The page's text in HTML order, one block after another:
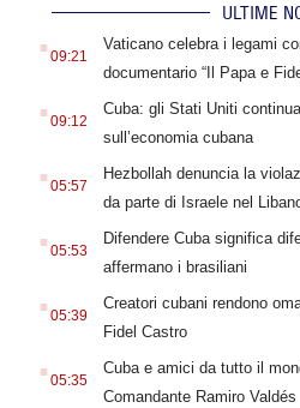
ULTIME
. 09:21
Vaticano celebra i legami
documentario “Il Papa e
. 09:12
Cuba: gli Stati Uniti
sull’economia cubana
. 05:57
Hezbollah denuncia la
da parte di Israele nel
. 05:53
Difendere Cuba significa
affermano i brasiliani
. 05:39
Creatori cubani rendono
Fidel Castro
. 05:35
Cuba e amici da tutto il
Comandante Ramiro Valdés